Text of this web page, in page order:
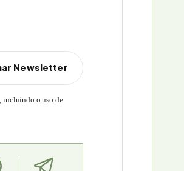
Newsletter
, incluindo o uso de